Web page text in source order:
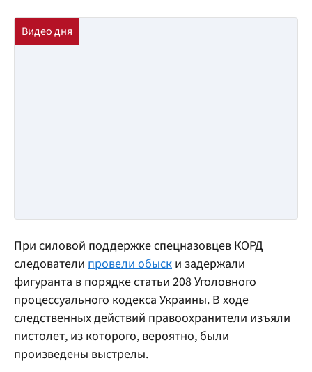
При силовой поддержке спецназовцев КОРД
следователи провели обыск и задержали
фигуранта в порядке статьи 208 Уголовного
процессуального кодекса Украины. В ходе
следственных действий правоохранители изъяли
пистолет, из которого, вероятно, были
произведены выстрелы.